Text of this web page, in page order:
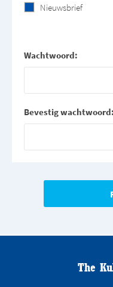
Nieuwsbrief
Wachtwoord:
Bevestig wachtwoord:
The